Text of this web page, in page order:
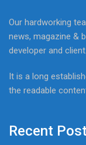
Our hardworking
news, magazine &
developer and
It is a long
the readable
Recent Post